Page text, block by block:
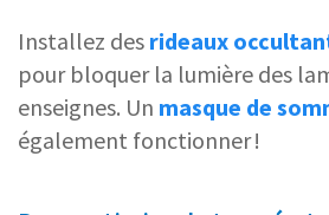
Installez des rideaux
pour bloquer la lumière des
enseignes. Un masque de
également fonctionner !